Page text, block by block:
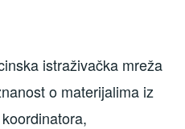
istraživačka mreža
o materijalima iz